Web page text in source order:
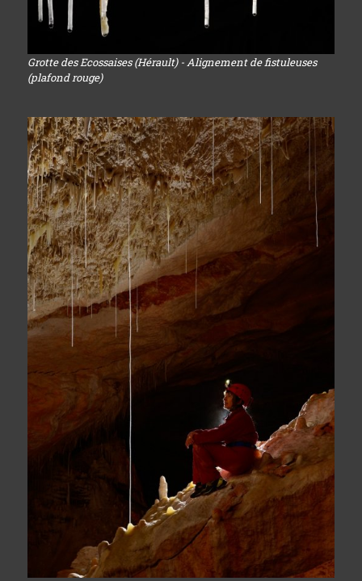
Grotte des Ecossaises (Hérault) - Alignement de fistuleuses
(plafond rouge)